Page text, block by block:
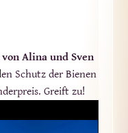
Alina und Sven
Schutz der Bienen
Greift zu!